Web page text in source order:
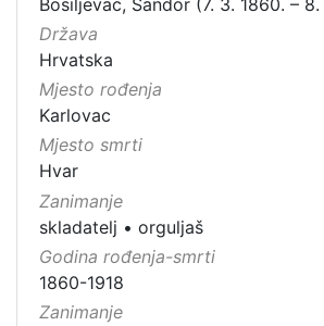
Država
Hrvatska
Mjesto rođenja
Karlovac
Mjesto smrti
Hvar
Zanimanje
skladatelj • orguljaš
Godina rođenja-smrti
1860-1918
Zanimanje